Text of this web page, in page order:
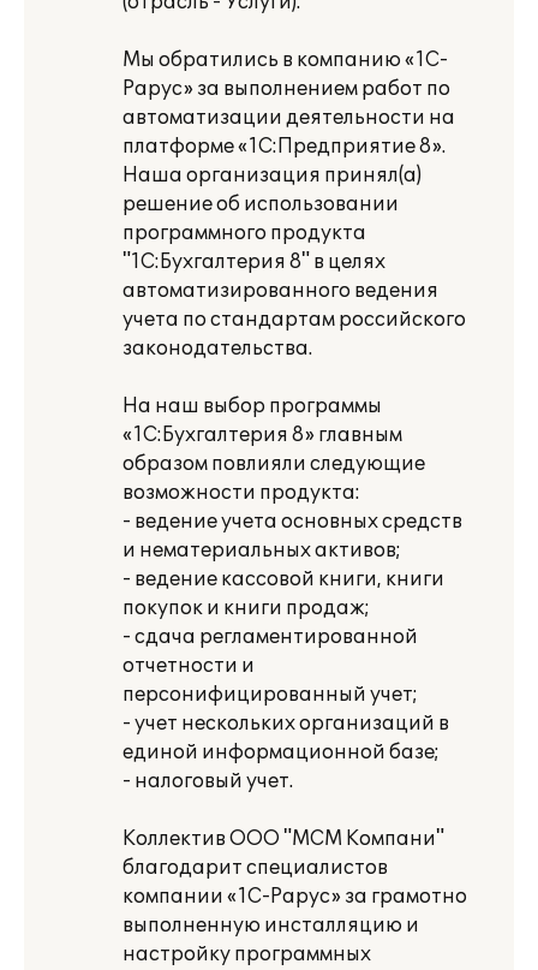
Мы обратились в компанию «1С-
Рарус» за выполнением работ по
автоматизации деятельности на
платформе «1С:Предприятие 8».
Наша организация принял(а)
решение об использовании
программного продукта
"1С:Бухгалтерия 8" в целях
автоматизированного ведения
учета по стандартам российского
законодательства.
На наш выбор программы
«1С:Бухгалтерия 8» главным
образом повлияли следующие
возможности продукта:
- ведение учета основных средств
и нематериальных активов;
- ведение кассовой книги, книги
покупок и книги продаж;
- сдача регламентированной
отчетности и
персонифицированный учет;
- учет нескольких организаций в
единой информационной базе;
- налоговый учет.
Коллектив ООО "МСМ Компани"
благодарит специалистов
компании «1С-Рарус» за грамотно
выполненную инсталляцию и
настройку программных